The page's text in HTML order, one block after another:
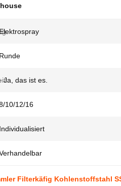
Runde
Ja, das ist es.
10/12/16
Individualisiert
Filterkäfig Kohlenstoffstahl